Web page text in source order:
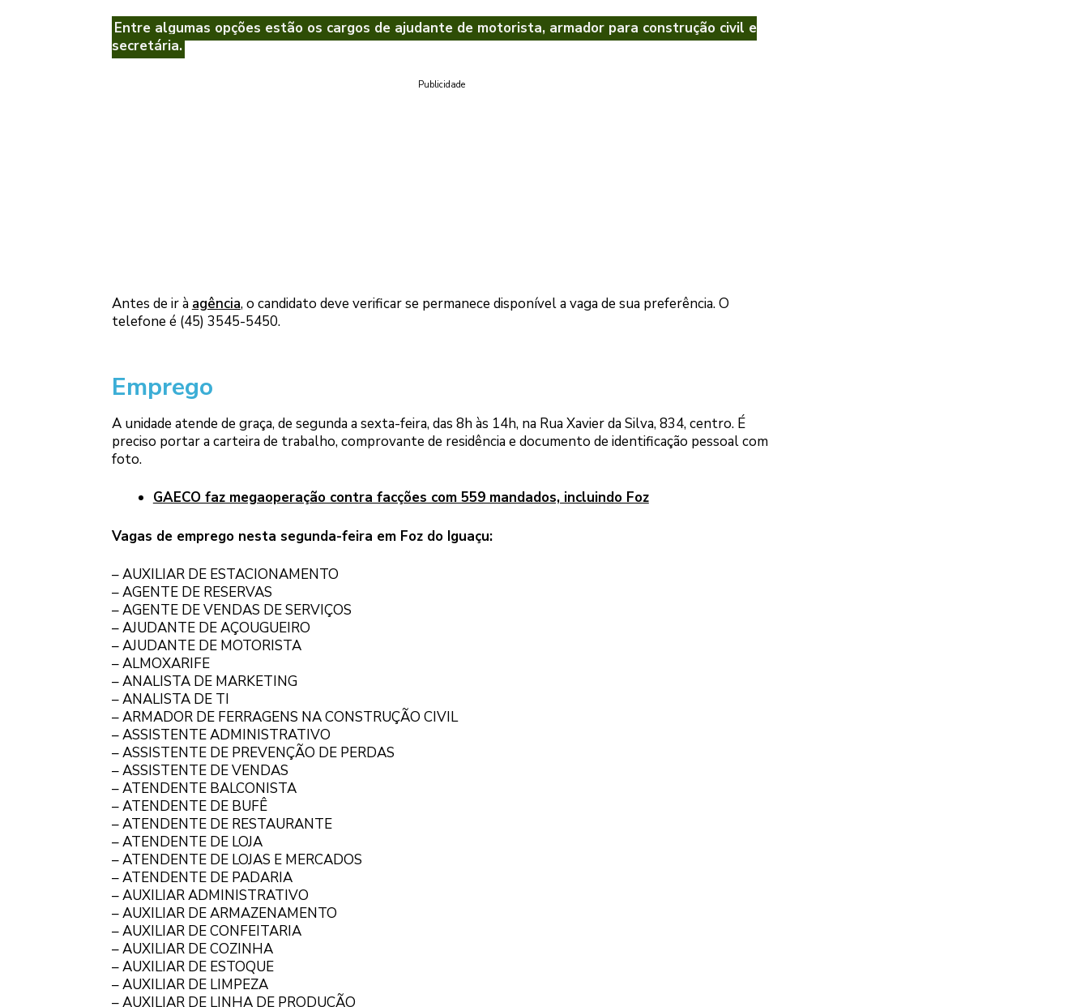
Entre algumas opções estão os cargos de ajudante de motorista, armador para construção civil e
secretária.
Publicidade
Antes de ir à agência, o candidato deve verificar se permanece disponível a vaga de sua preferência. O
telefone é (45) 3545-5450.
Emprego
A unidade atende de graça, de segunda a sexta-feira, das 8h às 14h, na Rua Xavier da Silva, 834, centro. É
preciso portar a carteira de trabalho, comprovante de residência e documento de identificação pessoal com
foto.
GAECO faz megaoperação contra facções com 559 mandados, incluindo Foz
Vagas de emprego nesta segunda-feira em Foz do Iguaçu:
– AUXILIAR DE ESTACIONAMENTO
– AGENTE DE RESERVAS
– AGENTE DE VENDAS DE SERVIÇOS
– AJUDANTE DE AÇOUGUEIRO
– AJUDANTE DE MOTORISTA
– ALMOXARIFE
– ANALISTA DE MARKETING
– ANALISTA DE TI
– ARMADOR DE FERRAGENS NA CONSTRUÇÃO CIVIL
– ASSISTENTE ADMINISTRATIVO
– ASSISTENTE DE PREVENÇÃO DE PERDAS
– ASSISTENTE DE VENDAS
– ATENDENTE BALCONISTA
– ATENDENTE DE BUFÊ
– ATENDENTE DE RESTAURANTE
– ATENDENTE DE LOJA
– ATENDENTE DE LOJAS E MERCADOS
– ATENDENTE DE PADARIA
– AUXILIAR ADMINISTRATIVO
– AUXILIAR DE ARMAZENAMENTO
– AUXILIAR DE CONFEITARIA
– AUXILIAR DE COZINHA
– AUXILIAR DE ESTOQUE
– AUXILIAR DE LIMPEZA
– AUXILIAR DE LINHA DE PRODUÇÃO